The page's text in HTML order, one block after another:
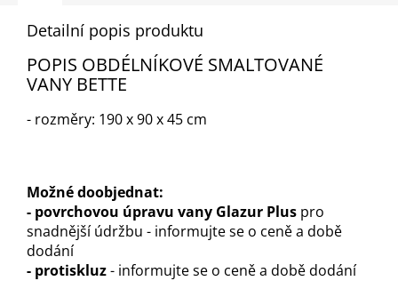
Detailní popis produktu
POPIS OBDÉLNÍKOVÉ SMALTOVANÉ
VANY BETTE
- rozměry: 190 x 90 x 45 cm
Možné doobjednat:
- povrchovou úpravu vany Glazur Plus pro
snadnější údržbu - informujte se o ceně a době
dodání
- protiskluz- informujte se o ceně a době dodání